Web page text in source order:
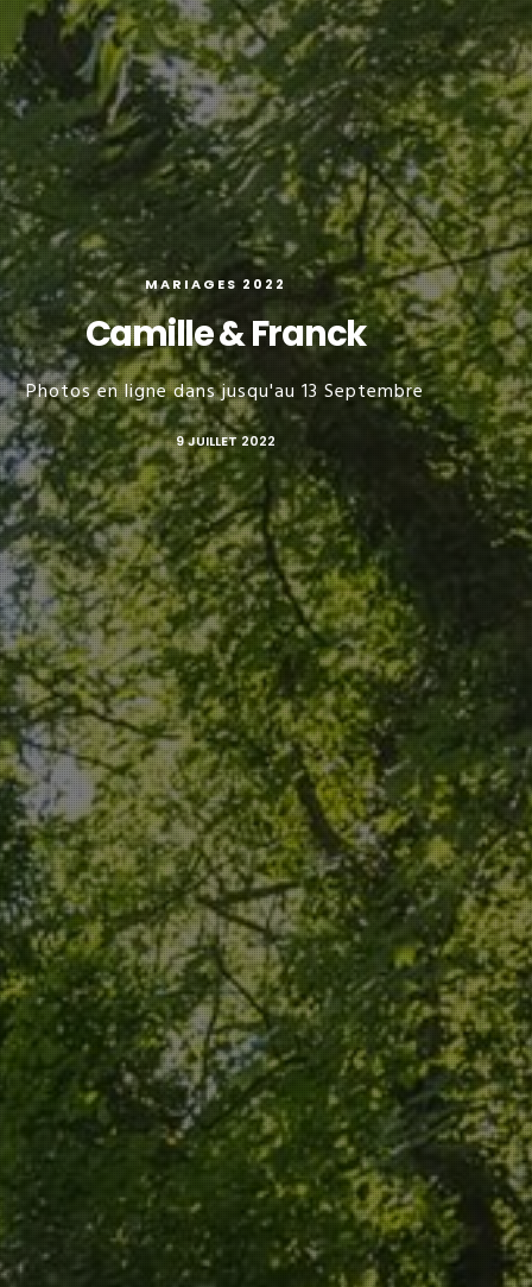
MARIAGES 2022
Camille & Franck
Photos en ligne dans jusqu'au 13 Septembre
9 JUILLET 2022